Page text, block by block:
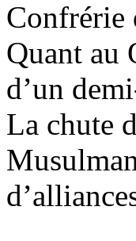
Confrérie
Quant au
d’un
La chute